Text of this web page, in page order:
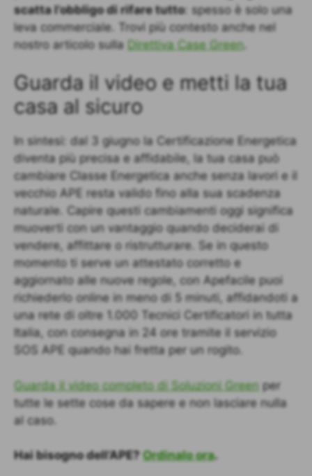
scatta l’obbligo di rifare tutto: spesso è solo una
leva commerciale. Trovi più contesto anche nel
nostro articolo sulla Direttiva Case Green.
Guarda il video e metti la tua
casa al sicuro
In sintesi: dal 3 giugno la Certificazione Energetica
diventa più precisa e affidabile, la tua casa può
cambiare Classe Energetica anche senza lavori e il
vecchio APE resta valido fino alla sua scadenza
naturale. Capire questi cambiamenti oggi significa
muoverti con un vantaggio quando deciderai di
vendere, affittare o ristrutturare. Se in questo
momento ti serve un attestato corretto e
aggiornato alle nuove regole, con Apefacile puoi
richiederlo online in meno di 5 minuti, affidandoti a
una rete di oltre 1.000 Tecnici Certificatori in tutta
Italia, con consegna in 24 ore tramite il servizio
SOS APE quando hai fretta per un rogito.
Guarda il video completo di Soluzioni Green per
tutte le sette cose da sapere e non lasciare nulla
al caso.
Hai bisogno dell’APE?Ordinalo ora.